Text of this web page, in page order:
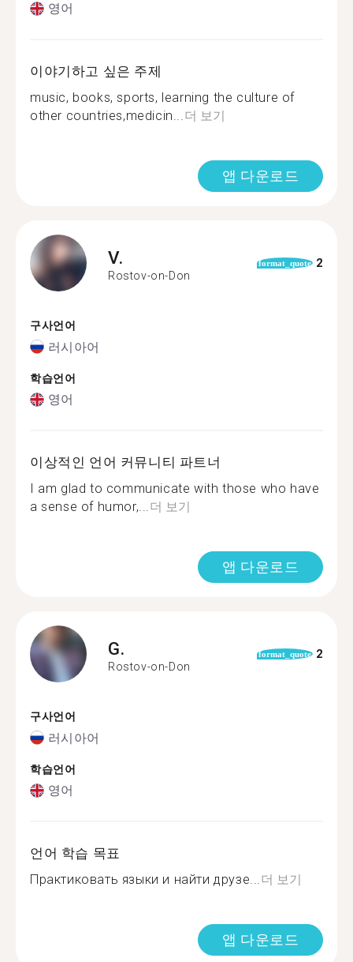
영어
이야기하고 싶은 주제
music, books, sports, learning the culture of
other countries,medicin...더 보기
앱 다운로드
V.
Rostov-on-Don
format_quote 2
구사언어
러시아어
학습언어
영어
이상적인 언어 커뮤니티 파트너
I am glad to communicate with those who have
a sense of humor,...더 보기
앱 다운로드
G.
Rostov-on-Don
format_quote 2
구사언어
러시아어
학습언어
영어
언어 학습 목표
Практиковать языки и найти друзе...더 보기
앱 다운로드